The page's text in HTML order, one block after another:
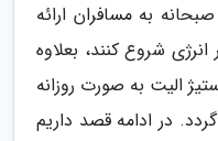
به مسافران ارائه
شروع کنند، بعلاوه
الیت به صورت روزانه
در ادامه قصد داریم